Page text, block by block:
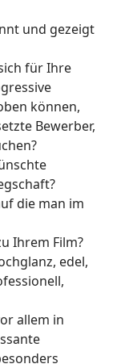
und gezeigt
für Ihre
können,
Bewerber,
die man im
Ihrem Film?
edel,
allem in